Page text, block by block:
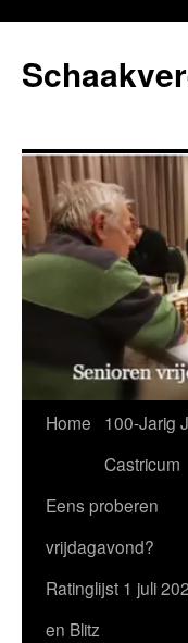
de
inhoud
Home
100-Jarig
Castricum
Eens proberen
vrijdagavond?
Ratinglijst 1 juli
en Blitz